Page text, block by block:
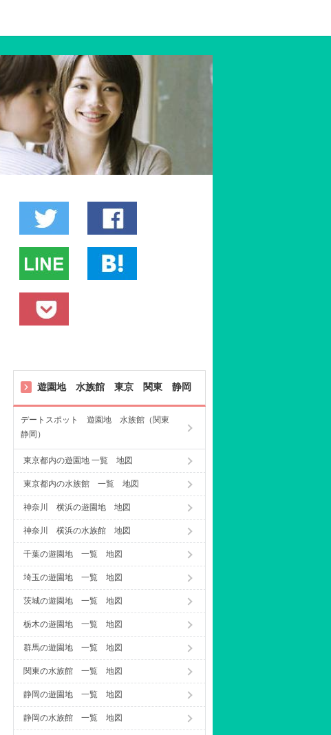
遊園地 水族館 東京 関東 静岡
デートスポット 遊園地 水族館（関東
静岡）
東京都内の遊園地 一覧 地図
東京都内の水族館 一覧 地図
神奈川 横浜の遊園地 地図
神奈川 横浜の水族館 地図
千葉の遊園地 一覧 地図
埼玉の遊園地 一覧 地図
茨城の遊園地 一覧 地図
栃木の遊園地 一覧 地図
群馬の遊園地 一覧 地図
関東の水族館 一覧 地図
静岡の遊園地 一覧 地図
静岡の水族館 一覧 地図